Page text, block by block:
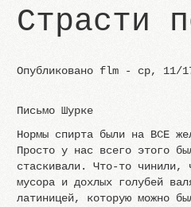
Страсти
Опубликовано flm- ср, 11/
Письмо Шурке
Нормы спирта были на ВСЕ
Просто у нас всего этого
стаскивали. Что-то чинили,
мусора и дохлых голубей
латиницей, которую можно